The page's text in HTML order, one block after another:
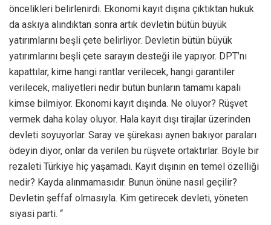
öncelikleri belirlenirdi. Ekonomi kayıt dışına çıktıktan hukuk
da askıya alındıktan sonra artık devletin bütün büyük
yatırımlarını beşli çete belirliyor. Devletin bütün büyük
yatırımlarını beşli çete sarayın desteği ile yapıyor. DPT’nı
kapattılar, kime hangi rantlar verilecek, hangi garantiler
verilecek, maliyetleri nedir bütün bunların tamamı kapalı
kimse bilmiyor. Ekonomi kayıt dışında. Ne oluyor? Rüşvet
vermek daha kolay oluyor. Hala kayıt dışı tirajlar üzerinden
devleti soyuyorlar. Saray ve şürekası aynen bakıyor paraları
ödeyin diyor, onlar da verilen bu rüşvete ortaktırlar. Böyle bir
rezaleti Türkiye hiç yaşamadı. Kayıt dışının en temel özelliği
nedir? Kayda alınmamasıdır. Bunun önüne nasıl geçilir?
Devletin şeffaf olmasıyla. Kim getirecek devleti, yöneten
siyasi parti. “